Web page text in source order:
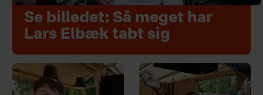
Se billedet: Så meget har
Lars Elbæk tabt sig